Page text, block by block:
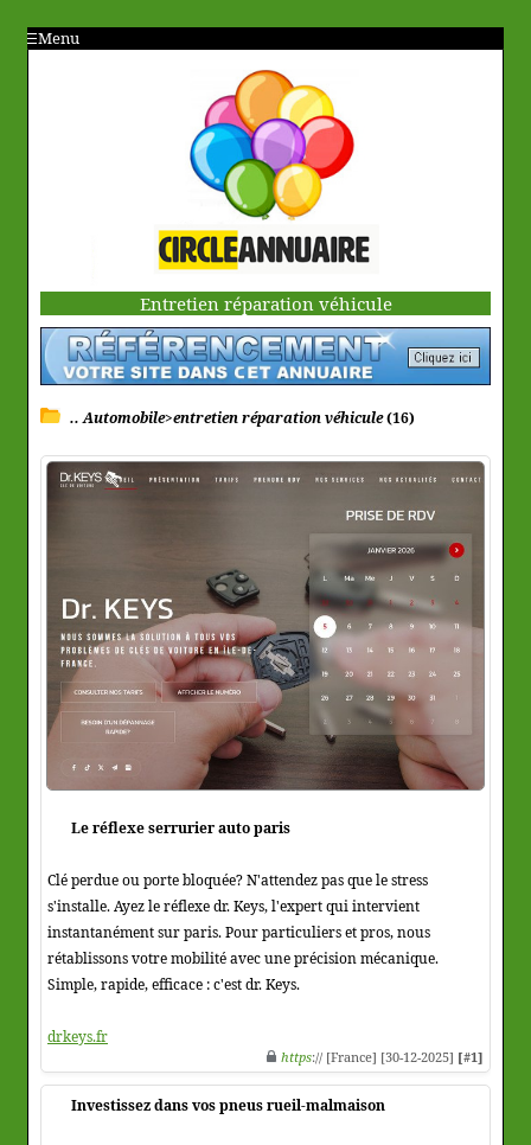
Menu
Entretien réparation véhicule
.. Automobile>entretien réparation véhicule(16)
Le réflexe serrurier auto paris
Clé perdue ou porte bloquée? N'attendez pas que le stress
s'installe. Ayez le réflexe dr. Keys, l'expert qui intervient
instantanément sur paris. Pour particuliers et pros, nous
rétablissons votre mobilité avec une précision mécanique.
Simple, rapide, efficace : c'est dr. Keys.
drkeys.fr
https:// [France] [30-12-2025] [#1]
Investissez dans vos pneus rueil-malmaison